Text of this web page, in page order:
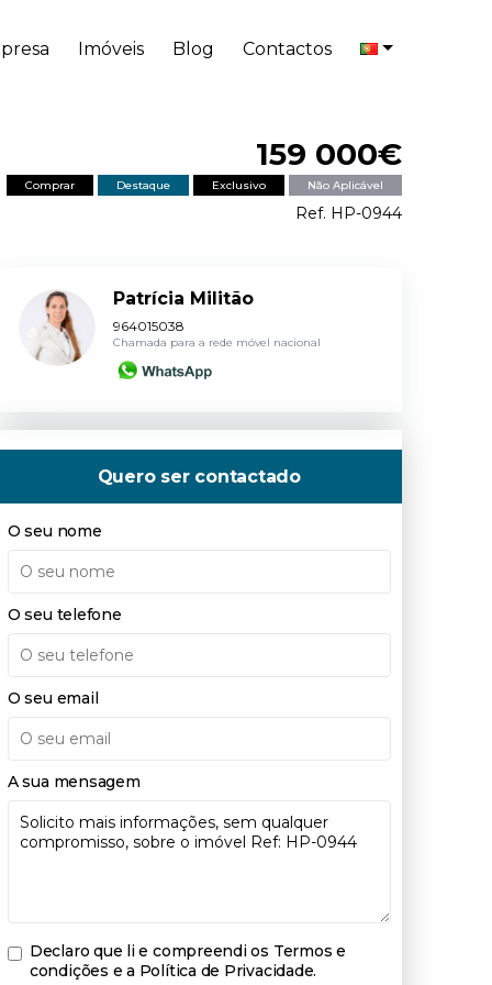
Imóveis Blog Contactos
159 000€
Comprar Destaque Exclusivo Não Aplicável
Ref. HP-0944
Patrícia Militão
964015038
Chamada para a rede móvel nacional
Quero ser contactado
O seu nome
O seu telefone
O seu email
A sua mensagem
Declaro que li e compreendi os Termos e
condições e a Política de Privacidade.